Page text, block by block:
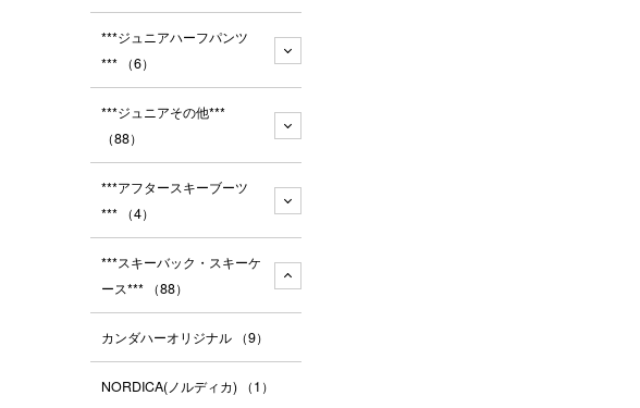
***ジュニアハーフパンツ
*** （6）
***ジュニアその他***
（88）
***アフタースキーブーツ
*** （4）
***スキーバック・スキーケ
ース*** （88）
カンダハーオリジナル （9）
NORDICA(ノルディカ) （1）